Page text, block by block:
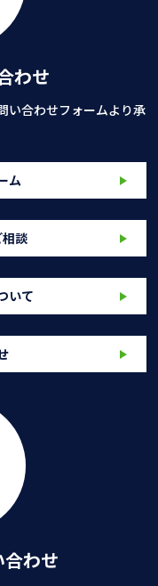
わせ
い合わせフォームより承
ム
談
いて
わせ